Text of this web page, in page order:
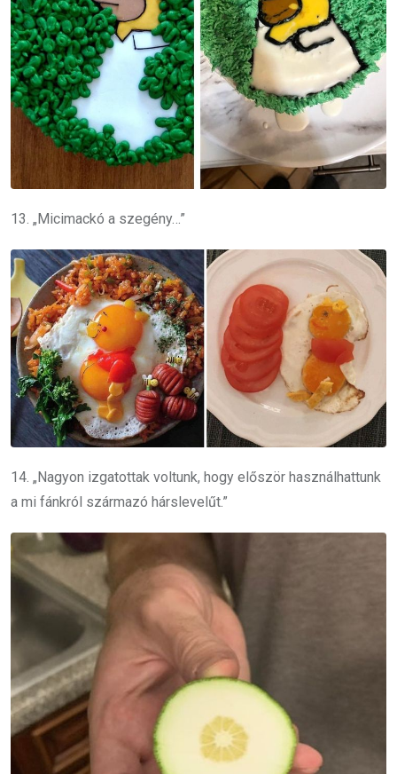
13. „Micimackó a szegény…”
14. „Nagyon izgatottak voltunk, hogy először használhattunk
a mi fánkról származó hárslevelűt.”